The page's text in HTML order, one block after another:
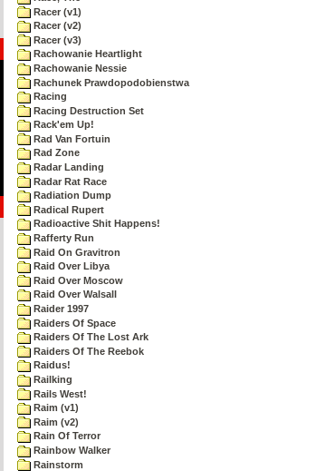
Racer (v1)
Racer (v2)
Racer (v3)
Rachowanie Heartlight
Rachowanie Nessie
Rachunek Prawdopodobienstwa
Racing
Racing Destruction Set
Rack'em Up!
Rad Van Fortuin
Rad Zone
Radar Landing
Radar Rat Race
Radiation Dump
Radical Rupert
Radioactive Shit Happens!
Rafferty Run
Raid On Gravitron
Raid Over Libya
Raid Over Moscow
Raid Over Walsall
Raider 1997
Raiders Of Space
Raiders Of The Lost Ark
Raiders Of The Reebok
Raidus!
Railking
Rails West!
Raim (v1)
Raim (v2)
Rain Of Terror
Rainbow Walker
Rainstorm